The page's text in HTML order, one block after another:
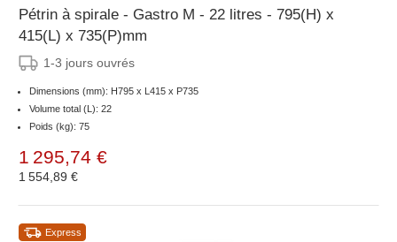
Pétrin à spirale - Gastro M - 22 litres - 795(H) x
415(L) x 735(P)mm
1-3 jours ouvrés
Dimensions (mm): H795 x L415 x P735
Volume total (L): 22
Poids (kg): 75
1 295,74 €
1 554,89 €
Express